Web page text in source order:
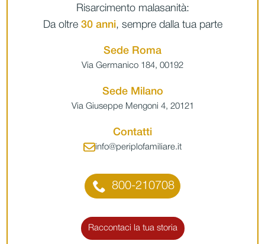
Risarcimento malasanità:
Da oltre 30 anni, sempre dalla tua parte
Sede Roma
Via Germanico 184, 00192
Sede Milano
Via Giuseppe Mengoni 4, 20121
Contatti
info@periplofamiliare.it
800-210708
Raccontaci la tua storia